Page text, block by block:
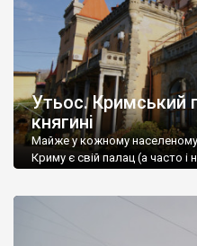
Утьос. Кримський
княгині
Майже у кожному населеному
Криму є свій палац (а часто і